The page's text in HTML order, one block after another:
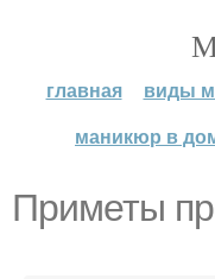
главная виды
маникюр в
Приметы